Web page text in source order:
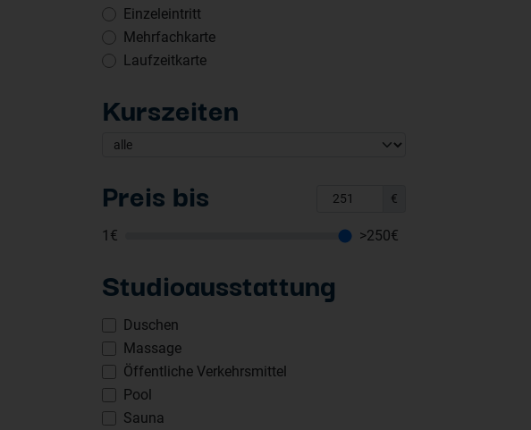
Einzeleintritt
Mehrfachkarte
Laufzeitkarte
Kurszeiten
Preis bis
€
1€ >250€
Studioausstattung
Duschen
Massage
Öffentliche Verkehrsmittel
Pool
Sauna